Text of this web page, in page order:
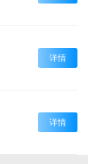
详情
详情